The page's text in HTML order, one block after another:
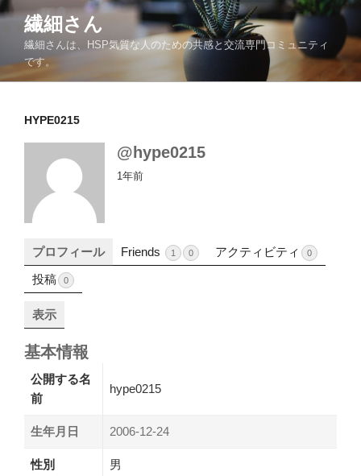
コ
ン
ツ
繊細さん
繊細さんは、HSP気質な人のための共感と交流専門コミュニティ
です。
HYPE0215
@hype0215
1年前
プロフィール Friends 1 0 アクティビティ 0
投稿 0
表示
基本情報
公開する名
前
hype0215
生年月日 2006-12-24
性別 男